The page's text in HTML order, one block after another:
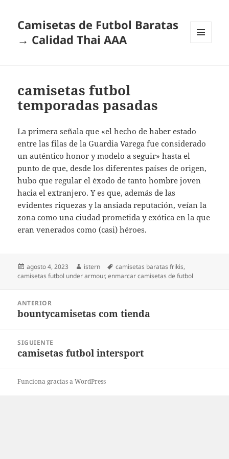
Camisetas de Futbol Baratas
→ Calidad Thai AAA
camisetas futbol
temporadas pasadas
La primera señala que «el hecho de haber estado
entre las filas de la Guardia Varega fue considerado
un auténtico honor y modelo a seguir» hasta el
punto de que, desde los diferentes países de origen,
hubo que regular el éxodo de tanto hombre joven
hacia el extranjero. Y es que, además de las
evidentes riquezas y la ansiada reputación, veían la
zona como una ciudad prometida y exótica en la que
eran venerados como (casi) héroes.
Publicado
el
agosto 4, 2023 Autor
istern Etiquetas
camisetas baratas frikis,
camisetas futbol under armour,enmarcar camisetas de futbol
entradas
ANTERIOR
Entrada
bountycamisetas com tienda
SIGUIENTE
Entrada
camisetas futbol intersport
Funciona gracias a WordPress